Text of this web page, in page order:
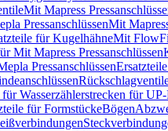
Mit Mapress
PressanschlüssenMit
für KugelhähneMit
Mit Mapress Pressanschlüssen
Pressanschlüssen
Wasserzählerstrecken für
für FormstückeBögen